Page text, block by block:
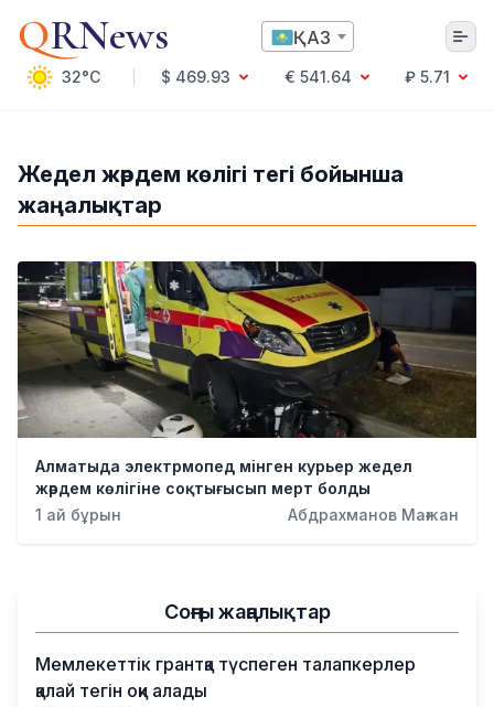
QRNews ҚАЗ
32°C $ 469.93 € 541.64
₽ 5.71
Саясат
Технология
Экономика
Әлемде
Қоғам
Білім және Ғылым
Оқиға
Спорт
Денсаулық
Бизнес
Қылмыс
Жедел жәрдем көлігі тегі бойынша
жаңалықтар
Алматыда электрмопед мінген курьер жедел
жәрдем көлігіне соқтығысып мерт болды
1 ай бұрын
Абдрахманов Мағжан
Соңғы жаңалықтар
Мемлекеттік грантқа түспеген талапкерлер
қалай тегін оқи алады